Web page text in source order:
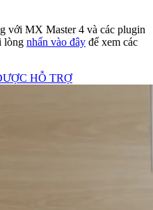
với MX Master 4 và các plugin
lòng nhấn vào đây để xem các
HỖ TRỢ